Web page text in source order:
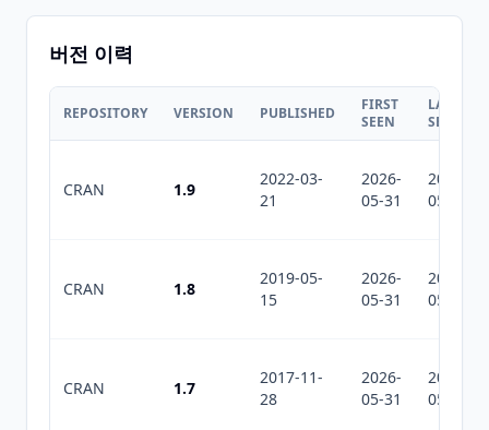
버전 이력
REPOSITORY VERSION PUBLISHED
FIRST
SEEN
LAST
SEEN
CRAN 1.9
2022-03-
21
2026-
05-31
2026-
05-31
CRAN 1.8
2019-05-
15
2026-
05-31
2026-
05-31
CRAN 1.7
2017-11-
28
2026-
05-31
2026-
05-31